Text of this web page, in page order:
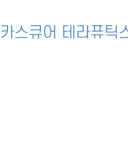
카스큐어 테라퓨틱